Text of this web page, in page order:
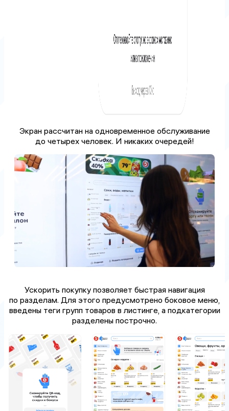
Экран рассчитан на одновременное обслуживание
до четырех человек. И никаких очередей!
Ускорить покупку позволяет быстрая навигация
по разделам. Для этого предусмотрено боковое меню,
введены теги групп товаров в листинге, а подкатегории
разделены построчно.